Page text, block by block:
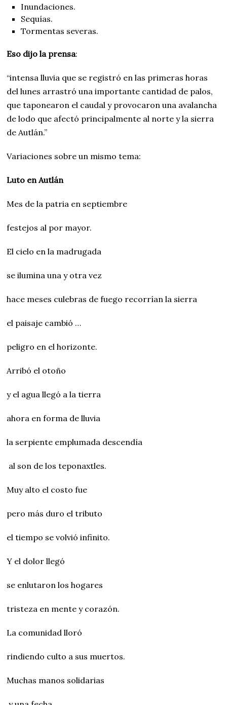
Inundaciones.
Sequías.
Tormentas severas.
Eso dijo la prensa:
“intensa lluvia que se registró en las primeras horas
del lunes arrastró una importante cantidad de palos,
que taponearon el caudal y provocaron una avalancha
de lodo que afectó principalmente al norte y la sierra
de Autlán.”
Variaciones sobre un mismo tema:
Luto en Autlán
Mes de la patria en septiembre
festejos al por mayor.
El cielo en la madrugada
se ilumina una y otra vez
hace meses culebras de fuego recorrían la sierra
el paisaje cambió …
peligro en el horizonte.
Arribó el otoño
y el agua llegó a la tierra
ahora en forma de lluvia
la serpiente emplumada descendía
al son de los teponaxtles.
Muy alto el costo fue
pero más duro el tributo
el tiempo se volvió infinito.
Y el dolor llegó
se enlutaron los hogares
tristeza en mente y corazón.
La comunidad lloró
rindiendo culto a sus muertos.
Muchas manos solidarias